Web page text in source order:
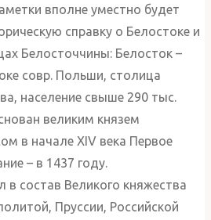
вполне уместно будет
справку о Белостоке и
Белосточчины: Белосток –
совр. Польши, столица
население свыше 290 тыс.
великим князем
в начале XIV века Первое
– в 1437 году.
в состав Великого княжества
Пруссии, Российской